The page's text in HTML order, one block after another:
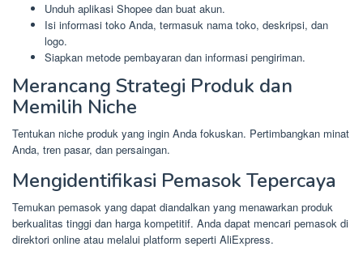
Unduh aplikasi Shopee dan buat akun.
Isi informasi toko Anda, termasuk nama toko, deskripsi, dan
logo.
Siapkan metode pembayaran dan informasi pengiriman.
Merancang Strategi Produk dan
Memilih Niche
Tentukan niche produk yang ingin Anda fokuskan. Pertimbangkan minat
Anda, tren pasar, dan persaingan.
Mengidentifikasi Pemasok Tepercaya
Temukan pemasok yang dapat diandalkan yang menawarkan produk
berkualitas tinggi dan harga kompetitif. Anda dapat mencari pemasok di
direktori online atau melalui platform seperti AliExpress.